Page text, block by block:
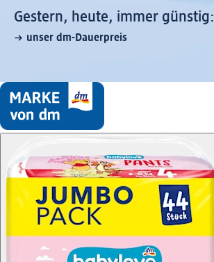
Gestern, heute, immer günstig:
unser dm-Dauerpreis